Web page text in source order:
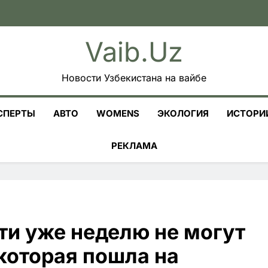
Vaib.uz
Новости Узбекистана на вайбе
АВТО WOMENS ЭКОЛОГИЯ
РЕКЛАМА
уже неделю не могут
пошла на